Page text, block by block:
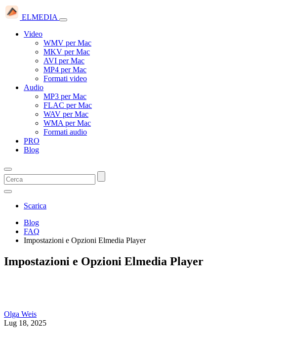
ELMEDIA
Video
WMV per Mac
MKV per Mac
AVI per Mac
MP4 per Mac
Formati video
Audio
MP3 per Mac
FLAC per Mac
WAV per Mac
WMA per Mac
Formati audio
PRO
Blog
Scarica
Blog
FAQ
Impostazioni e Opzioni Elmedia Player
Impostazioni e Opzioni Elmedia Player
Olga Weis
Lug 18, 2025